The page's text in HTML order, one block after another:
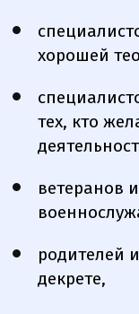
хорошей
тех, кто
ветеранов
родителей
декрете,